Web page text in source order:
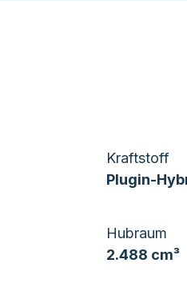
Kraftstoff
Plugin-
Hubraum
2.488 cm³